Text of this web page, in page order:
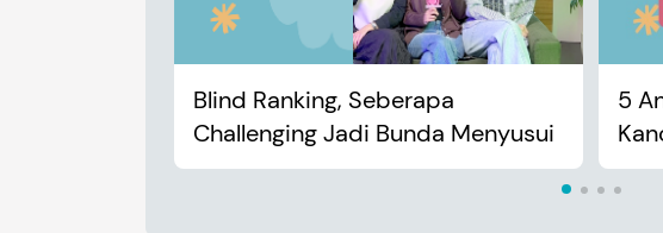
Blind Ranking, Seberapa
Challenging Jadi Bunda Menyusui
5